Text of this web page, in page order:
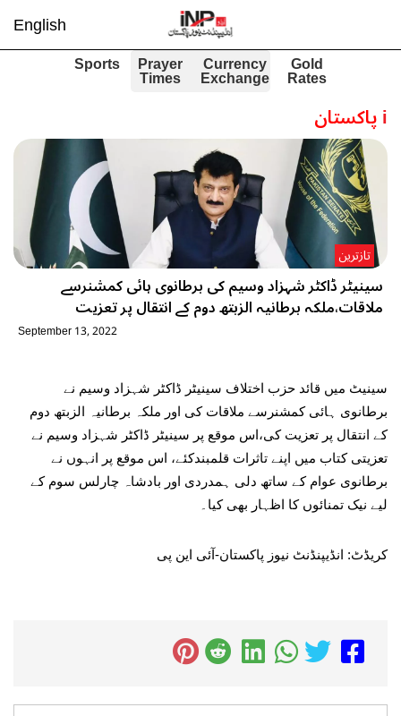
English
Gold
Rates
Currency
Exchange
Prayer
Times
Sports
iپاکستان
سینیٹر ڈاکٹر شہزاد وسیم کی برطانوی ہائی کمشنرسے
ملاقات،ملکہ برطانیہ الزبتھ دوم کے انتقال پر تعزیت
تازترین
September 13, 2022
سینیٹ میں قائد حزب اختلاف سینیٹر ڈاکٹر شہزاد وسیم نے
برطانوی ہائی کمشنرسے ملاقات کی اور ملکہ برطانیہ الزبتھ دوم
کے انتقال پر تعزیت کی،اس موقع پر سینیٹر ڈاکٹر شہزاد وسیم نے
تعزیتی کتاب میں اپنے تاثرات قلمبندکئے، اس موقع پر انہوں نے
برطانوی عوام کے ساتھ دلی ہمدردی اور بادشاہ چارلس سوم کے
لیے نیک تمنائوں کا اظہار بھی کیا۔
کریڈٹ: انڈیپنڈنٹ نیوز پاکستان-آئی این پی